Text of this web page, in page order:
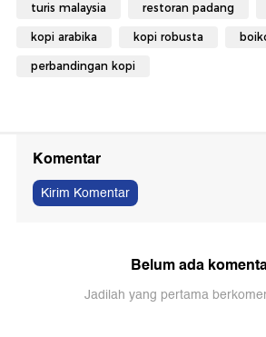
turis malaysia restoran padang
kopi arabika kopi robusta
perbandingan kopi
Komentar
Kirim Komentar
Belum ada
Jadilah yang pertama